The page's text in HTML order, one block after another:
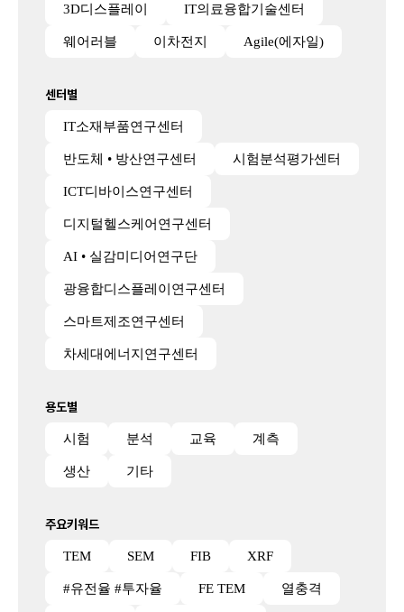
3D디스플레이 IT의료융합기술센터
웨어러블 이차전지 Agile(에자일)
센터별
IT소재부품연구센터
반도체 • 방산연구센터 시험분석평가센터
ICT디바이스연구센터
디지털헬스케어연구센터
AI • 실감미디어연구단
광융합디스플레이연구센터
스마트제조연구센터
차세대에너지연구센터
용도별
시험 분석 교육 계측
생산 기타
주요키워드
TEM SEM FIB XRF
#유전율 #투자율 FE TEM 열충격